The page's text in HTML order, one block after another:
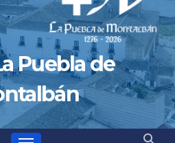
Puebla de